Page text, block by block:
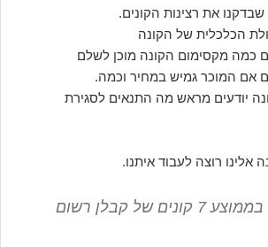
שבדקנו את רצינות הקונים.
הכלכלית של הקונה
כמה מקסימום הקונה מוכן לשלם
אם המוכר גמיש במחיר וכמה.
יודעים מראש מה התנאים לסגירת
אלינו רוצה לעבוד איתנו.
פונים אלי בממוצע 7 קונים של קבלן רשום